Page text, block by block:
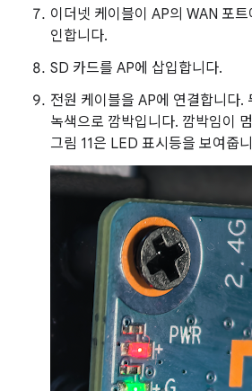
이더넷 케이블이 AP의 WAN 포
인합니다.
SD 카드를 AP에 삽입합니다.
전원 케이블을 AP에 연결합니다.
녹색으로 깜박입니다. 깜박임이
그림 11은 LED 표시등을 보여줍